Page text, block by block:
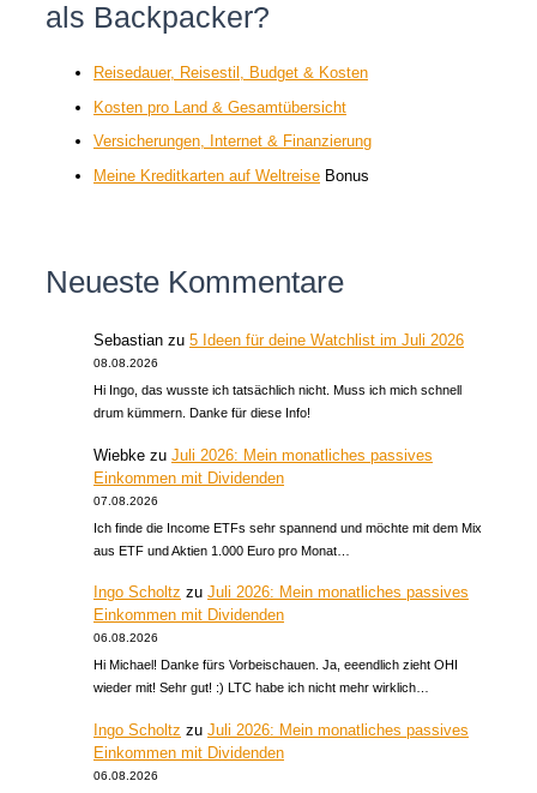
als Backpacker?
Reisedauer, Reisestil, Budget & Kosten
Kosten pro Land & Gesamtübersicht
Versicherungen, Internet & Finanzierung
Meine Kreditkarten auf Weltreise Bonus
Neueste Kommentare
Sebastian zu 5 Ideen für deine Watchlist im Juli 2026
08.08.2026
Hi Ingo, das wusste ich tatsächlich nicht. Muss ich mich schnell
drum kümmern. Danke für diese Info!
Wiebke zu Juli 2026: Mein monatliches passives
Einkommen mit Dividenden
07.08.2026
Ich finde die Income ETFs sehr spannend und möchte mit dem Mix
aus ETF und Aktien 1.000 Euro pro Monat…
Ingo Scholtz zu Juli 2026: Mein monatliches passives
Einkommen mit Dividenden
06.08.2026
Hi Michael! Danke fürs Vorbeischauen. Ja, eeendlich zieht OHI
wieder mit! Sehr gut! :) LTC habe ich nicht mehr wirklich…
Ingo Scholtz zu Juli 2026: Mein monatliches passives
Einkommen mit Dividenden
06.08.2026